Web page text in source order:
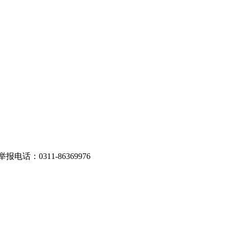
报电话：0311-86369976